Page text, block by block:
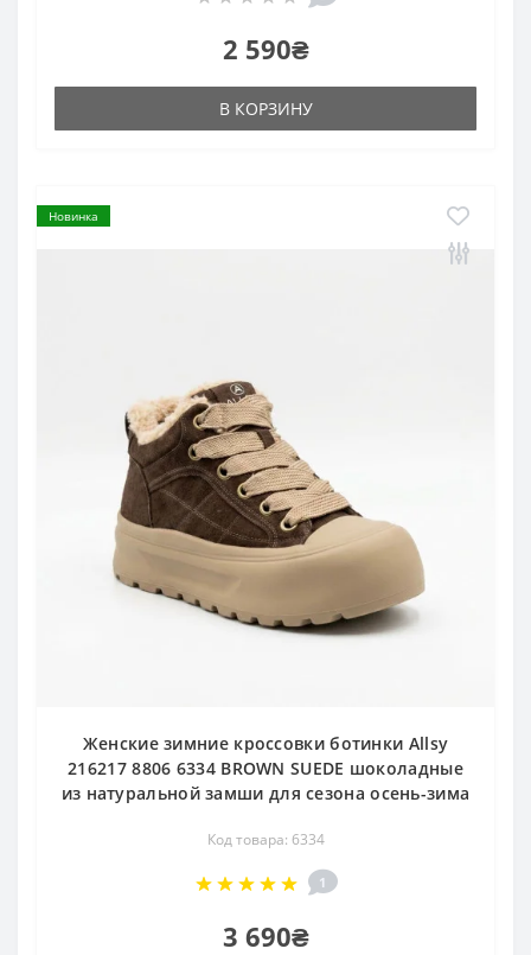
2 590₴
В КОРЗИНУ
Новинка
Женские зимние кроссовки ботинки Allsy
216217 8806 6334 BROWN SUEDE шоколадные
из натуральной замши для сезона осень-зима
Код товара: 6334
1
3 690₴